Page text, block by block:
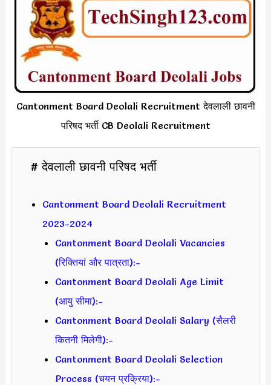
Cantonment Board Deolali Recruitment देवलाली छावनी
परिषद भर्ती CB Deolali Recruitment
# देवलाली छावनी परिषद भर्ती
Cantonment Board Deolali Recruitment
2023-2024
Cantonment Board Deolali Vacancies
(रिक्तियां और पात्रता):-
Cantonment Board Deolali Age Limit
(आयु सीमा):-
Cantonment Board Deolali Salary (सैलरी
कितनी मिलेगी):-
Cantonment Board Deolali Selection
Process (चयन प्रक्रिया):-